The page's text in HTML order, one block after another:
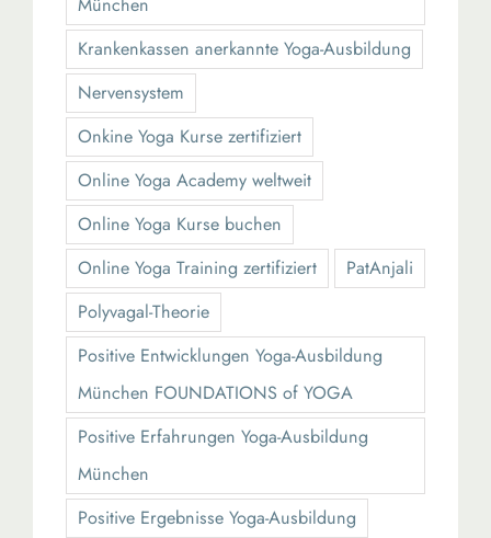
Krankenkassen anerkannte Yoga-Ausbildung
Nervensystem
Onkine Yoga Kurse zertifiziert
Online Yoga Academy weltweit
Online Yoga Kurse buchen
Online Yoga Training zertifiziert
PatAnjali
Polyvagal-Theorie
Positive Entwicklungen Yoga-Ausbildung
München FOUNDATIONS of YOGA
Positive Erfahrungen Yoga-Ausbildung
München
Positive Ergebnisse Yoga-Ausbildung